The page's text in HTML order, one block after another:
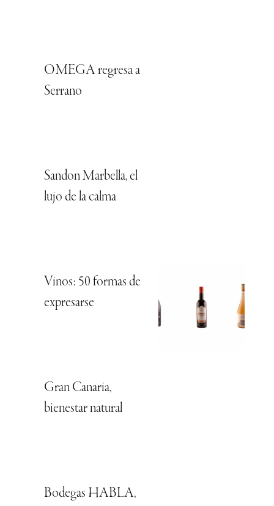
OMEGA regresa a
Serrano
Sandon Marbella, el
lujo de la calma
Vinos: 50 formas de
expresarse
Gran Canaria,
bienestar natural
Bodegas HABLA,